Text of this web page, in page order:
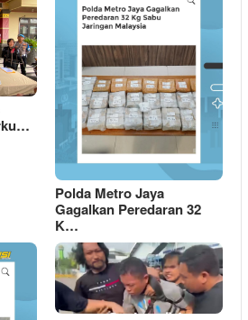
Polda Metro Jaya
Gagalkan Peredaran 32
K…